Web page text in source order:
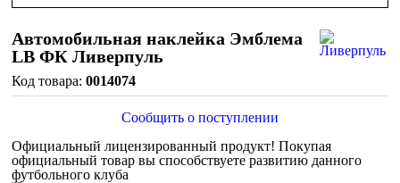
Автомобильная наклейка Эмблема
LB ФК Ливерпуль
0014074
Сообщить о поступлении
Официальный лицензированный продукт!Покупая
официальный товар вы способствуете развитию данного
футбольного клуба